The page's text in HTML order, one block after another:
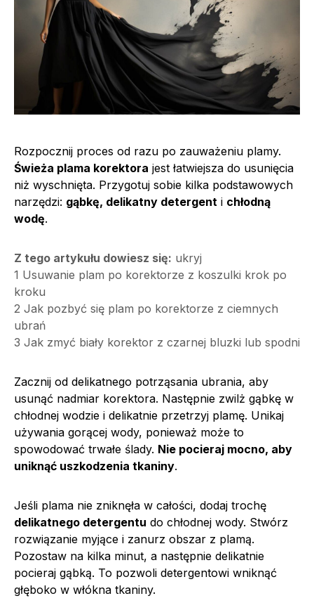
Rozpocznij proces od razu po zauważeniu plamy.
Świeża plama korektora jest łatwiejsza do usunięcia
niż wyschnięta. Przygotuj sobie kilka podstawowych
narzędzi: gąbkę, delikatny detergent i chłodną
wodę.
Z tego artykułu dowiesz się: ukryj
1 Usuwanie plam po korektorze z koszulki krok po
kroku
2 Jak pozbyć się plam po korektorze z ciemnych
ubrań
3 Jak zmyć biały korektor z czarnej bluzki lub spodni
Zacznij od delikatnego potrząsania ubrania, aby
usunąć nadmiar korektora. Następnie zwilż gąbkę w
chłodnej wodzie i delikatnie przetrzyj plamę. Unikaj
używania gorącej wody, ponieważ może to
spowodować trwałe ślady. Nie pocieraj mocno, aby
uniknąć uszkodzenia tkaniny.
Jeśli plama nie zniknęła w całości, dodaj trochę
delikatnego detergentu do chłodnej wody. Stwórz
rozwiązanie myjące i zanurz obszar z plamą.
Pozostaw na kilka minut, a następnie delikatnie
pocieraj gąbką. To pozwoli detergentowi wniknąć
głęboko w włókna tkaniny.